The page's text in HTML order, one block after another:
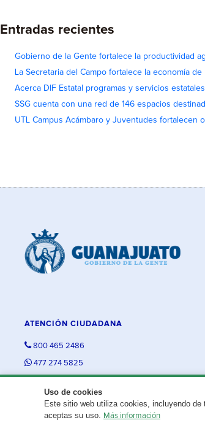
Entradas recientes
Gobierno de la Gente fortalece la productividad
La Secretaria del Campo fortalece la economía
Acerca DIF Estatal programas y servicios
SSG cuenta con una red de 146 espacios
UTL Campus Acámbaro y Juventudes fortalecen
Uso de cookies
Este sitio web utiliza cookies, incluyendo de
aceptas su uso. Más información
ATENCIÓN CIUDADANA
800 465 2486
477 274 5825
¿Existe algún problema con esta página?Repórtalo